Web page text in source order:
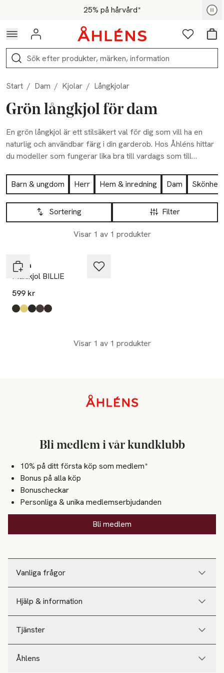
Hoppa till navigationsmenyn25% på hårvård*
För medlemmar - Shoppa nu
Logga in Favoriter
Sök
Start / Dam / Kjolar / Långkjolar
Grön långkjol för dam
En grön långkjol är ett stilsäkert val för dig som vill ha en
naturlig och användbar färg i din garderob. Hos Åhléns hittar
du modeller som fungerar lika bra till vardags som till
outfit karaktär, hitta din nya favorit idag!
Hoppa till produktsidan
Barn & ungdom Herr Hem & inredning Dam
Skönhet
Hoppa till produktsidan
Filter
Sortering
Visar 1 av 1 produkter
Lista över produkter
Wera
Maxikjol BILLIE
599 kr
Produkten finns i färgerna:
Khaki,
Yellow,
Black,
Dots,
Brown,
Visar 1 av 1 produkter
Vanliga frågor
Hjälp & information
Tjänster
Åhlens
Bli medlem i vår kundklubb
10% på ditt första köp som medlem*
Bonus på alla köp
Bonuscheckar
Personliga & unika medlemserbjudanden
Bli medlem